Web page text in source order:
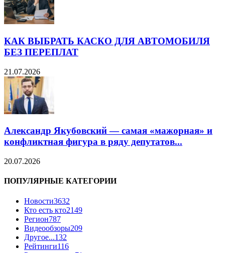
КАК ВЫБРАТЬ КАСКО ДЛЯ АВТОМОБИЛЯ
БЕЗ ПЕРЕПЛАТ
21.07.2026
Александр Якубовский — самая «мажорная» и
конфликтная фигура в ряду депутатов...
20.07.2026
ПОПУЛЯРНЫЕ КАТЕГОРИИ
Новости3632
Кто есть кто2149
Регион787
Видеообзоры209
Другое...132
Рейтинги116